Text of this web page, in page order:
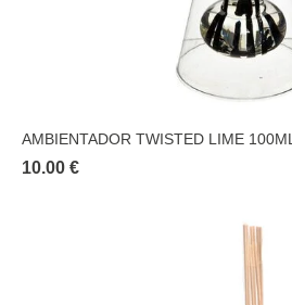
AMBIENTADOR TWISTED LIME 100ML
10.00 €